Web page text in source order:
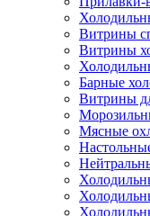
Витрины
Витрины
Барные
Витрины
Мясные